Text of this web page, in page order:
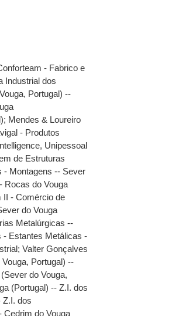
- Fabrico e
Industrial dos
Portugal) --
; Mendes & Loureiro
- Produtos
Unipessoal
de Estruturas
- Montagens -- Sever
Rocas do Vouga
II - Comércio de
do Vouga
Metalúrgicas --
- Estantes Metálicas -
;Valter Gonçalves
Portugal) --
do Vouga,
(Portugal) -- Z.I. dos
Z.I. dos
Cedrim do Vouga